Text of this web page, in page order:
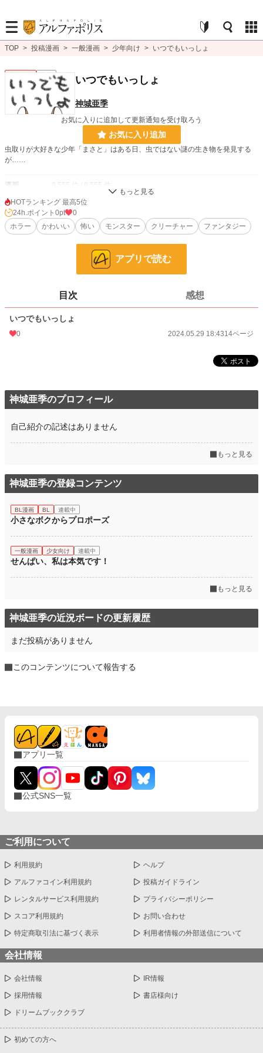
TOP > 投稿漫画 > 一般漫画 > 少年向け > いつでもいっしょ
いつでもいっしょ
神城亜季
お気に入りに追加して更新通知を受け取ろう
お気に入り追加
虫取りが大好きな少年「まさと」はある日、虫ではない謎の生き物を発見する
が……
漫画 8,555 位 / 8,555 件
少年向け 2,488 位 / 2,488 件
お気に入り 1
初回公開日時 2024.05.29 18:43
週間ポイント
累計ポイント 607 pt (7,631 位)
HOTランキング 最高5位
24h.ポイント 0pt
0
ホラー
かわいい 怖い モンスター クリーチャー ファンタジー
アプリで読む
目次 感想
いつでもいっしょ
0 2024.05.29 18:4314ページ
神城亜季のプロフィール
自己紹介の記述はありません
もっと見る
神城亜季の登録コンテンツ
BL漫画 BL 連載中
小さなボクからプロポーズ
一般漫画 少女向け 連載中
せんぱい、私は本気です！
もっと見る
神城亜季の近況ボードの更新履歴
まだ投稿がありません
このコンテンツについて報告する
アプリ一覧
公式SNS一覧
ご利用について
利用規約 ヘルプ
アルファコイン利用規約 投稿ガイドライン
レンタルサービス利用規約 プライバシーポリシー
スコア利用規約 お問い合わせ
特定商取引法に基づく表示 利用者情報の外部送信について
会社情報
会社情報 IR情報
採用情報 書店様向け
ドリームブッククラブ
初めての方へ